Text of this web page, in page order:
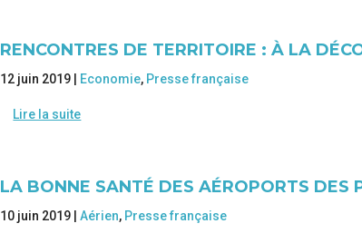
RENCONTRES DE TERRITOIRE : À LA
12 juin 2019 | Economie, Presse française
Lire la suite
LA BONNE SANTÉ DES AÉROPORTS DES
10 juin 2019 |Aérien, Presse française